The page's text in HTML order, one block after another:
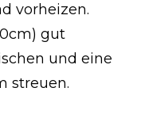
vorheizen.
gut
und eine
streuen.